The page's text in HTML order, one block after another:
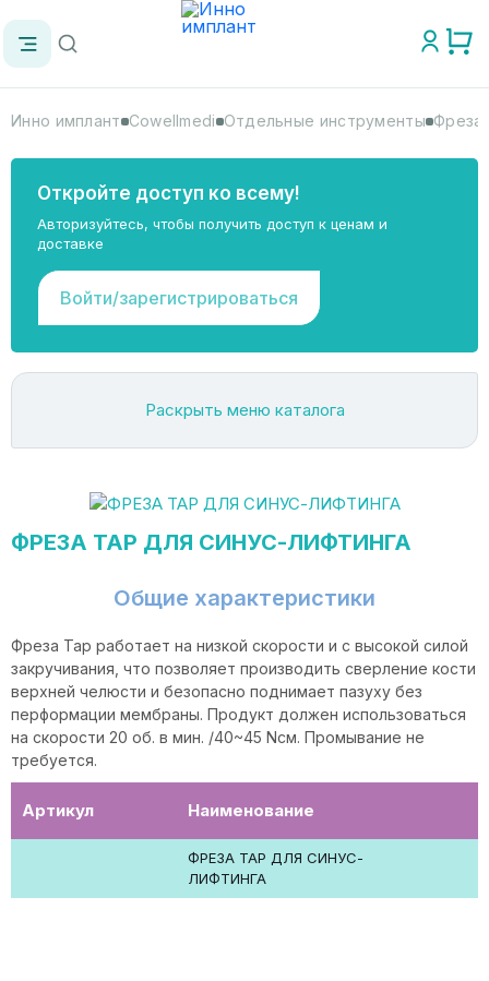
Инно имплант Cowellmedi Отдельные инструменты Фреза
Откройте доступ ко всему!
Авторизуйтесь, чтобы получить доступ к ценам и
доставке
Войти/зарегистрироваться
Раскрыть меню каталога
ФРЕЗА TAP ДЛЯ СИНУС-ЛИФТИНГА
Общие характеристики
Фреза Тар работает на низкой скорости и с высокой силой
закручивания, что позволяет производить сверление кости
верхней челюсти и безопасно поднимает пазуху без
перформации мембраны. Продукт должен использоваться
на скорости 20 об. в мин. /40~45 Nсм. Промывание не
требуется.
Артикул Наименование
ФРЕЗА TAP ДЛЯ СИНУС-
ЛИФТИНГА